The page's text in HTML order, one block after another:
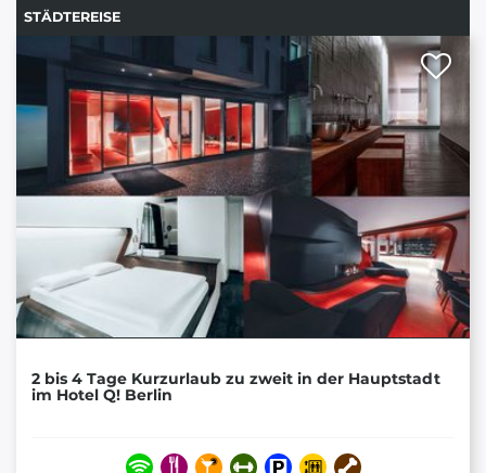
STÄDTEREISE
2 bis 4 Tage Kurzurlaub zu zweit in der Hauptstadt
im Hotel Q! Berlin